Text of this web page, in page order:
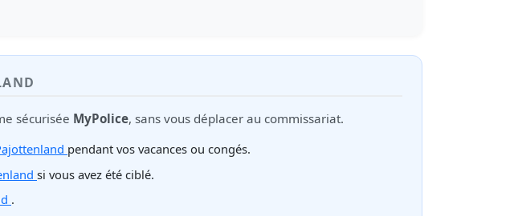
sécurisée MyPolice, sans vous déplacer au commissariat.
pendant vos vacances ou congés.
si vous avez été ciblé.
.